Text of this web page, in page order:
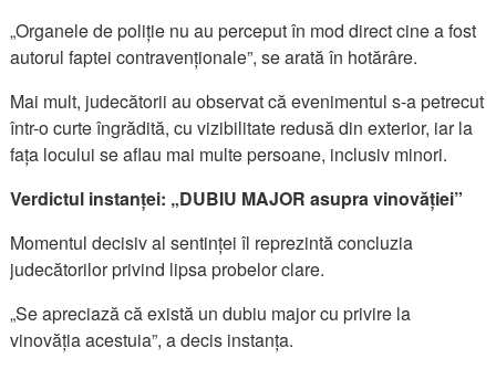
„Organele de poliție nu au perceput în mod direct cine a fost
autorul faptei contravenționale”, se arată în hotărâre.
Mai mult, judecătorii au observat că evenimentul s-a petrecut
într-o curte îngrădită, cu vizibilitate redusă din exterior, iar la
fața locului se aflau mai multe persoane, inclusiv minori.
Verdictul instanței: „DUBIU MAJOR asupra vinovăției”
Momentul decisiv al sentinței îl reprezintă concluzia
judecătorilor privind lipsa probelor clare.
„Se apreciază că există un dubiu major cu privire la
vinovăția acestuia”, a decis instanța.